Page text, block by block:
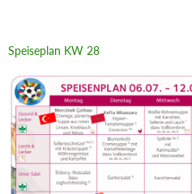
Speiseplan KW 28